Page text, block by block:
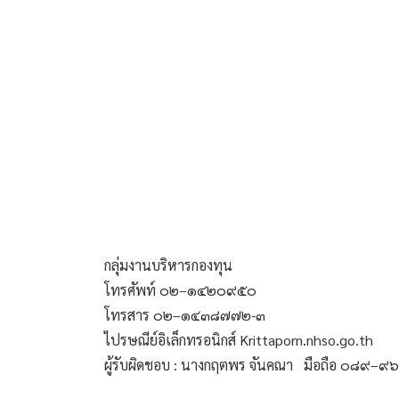
กลุ่มงานบริหารกองทุน
โทรศัพท์ ๐๒–๑๔๒๐๙๕๐
โทรสาร ๐๒–๑๔๓๘๗๗๒-๓
ไปรษณีย์อิเล็กทรอนิกส์ Krittaporn.nhso.go.th
ผู้รับผิดชอบ : นางกฤตพร จันคณา   มือถือ ๐๘๙–